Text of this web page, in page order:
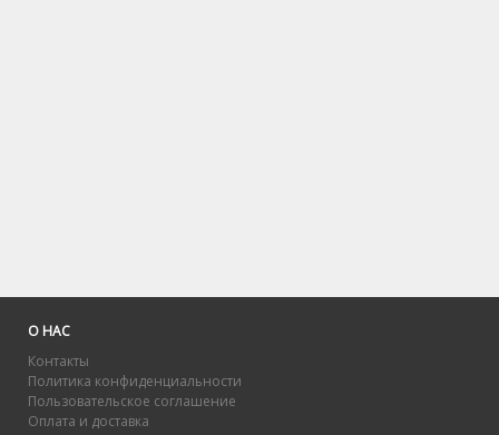
О НАС
Контакты
Политика конфиденциальности
Пользовательское соглашение
Оплата и доставка